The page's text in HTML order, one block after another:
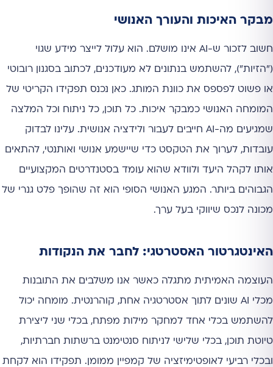
מבקר האיכות והעורך האנושי
חשוב לזכור ש-AI אינו מושלם. הוא עלול לייצר מידע שגוי
("הזיות"), להשתמש בנתונים לא מעודכנים, לכתוב בסגנון רובוטי
או פשוט לפספס את כוונת המותג. כאן נכנס תפקידו הקריטי של
המומחה האנושי כמבקר איכות. כל תוכן, כל ניתוח וכל המלצה
שמגיעים מה-AI חייבים לעבור ולידציה אנושית. עלינו לבדוק
עובדות, לערוך את הטקסט כדי שיישמע אנושי ואותנטי, להתאים
אותו לקהל היעד ולוודא שהוא עומד בסטנדרטים המקצועיים
הגבוהים ביותר. המגע האנושי הסופי הוא זה שהופך פלט גנרי של
מכונה לנכס שיווקי בעל ערך.
האינטגרטור האסטרטגי: לחבר את הנקודות
העוצמה האמיתית מתגלה כאשר אנו משלבים את התובנות
מכלי AI שונים לתוך אסטרטגיה אחת, קוהרנטית. מומחה יכול
להשתמש בכלי אחד למחקר מילות מפתח, בכלי שני ליצירת
טיוטת תוכן, בכלי שלישי לניתוח סנטימנט ברשתות חברתיות,
ובכלי רביעי לאופטימיזציה של קמפיין ממומן. תפקידו הוא לקחת